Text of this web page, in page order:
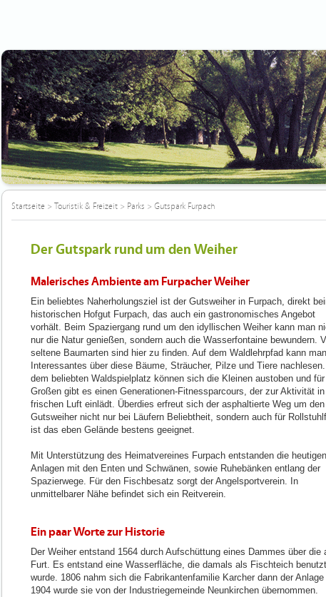
Startseite> Touristik & Freizeit> Parks > Gutspark Furpach
Der Gutspark rund um den Weiher
Malerisches Ambiente am Furpacher Weiher
Ein beliebtes Naherholungsziel ist der Gutsweiher in Furpach, direkt
historischen Hofgut Furpach, das auch ein gastronomisches Angebot
vorhält. Beim Spaziergang rund um den idyllischen Weiher kann man
nur die Natur genießen, sondern auch die Wasserfontaine bewundern.
seltene Baumarten sind hier zu finden. Auf dem Waldlehrpfad kann man
Interessantes über diese Bäume, Sträucher, Pilze und Tiere
dem beliebten Waldspielplatz können sich die Kleinen austoben und
Großen gibt es einen Generationen-Fitnessparcours, der zur Aktivität in
frischen Luft einlädt. Überdies erfreut sich der asphaltierte Weg um den
Gutsweiher nicht nur bei Läufern Beliebtheit, sondern auch für
ist das eben Gelände bestens geeignet.
Mit Unterstützung des Heimatvereines Furpach entstanden die heutigen
Anlagen mit den Enten und Schwänen, sowie Ruhebänken entlang der
Spazierwege. Für den Fischbesatz sorgt der Angelsportverein. In
unmittelbarer Nähe befindet sich ein Reitverein.
Ein paar Worte zur Historie
Der Weiher entstand 1564 durch Aufschüttung eines Dammes über die
Furt. Es entstand eine Wasserfläche, die damals als Fischteich benutzt
wurde. 1806 nahm sich die Fabrikantenfamilie Karcher dann der Anlage
1904 wurde sie von der Industriegemeinde Neunkirchen übernommen.